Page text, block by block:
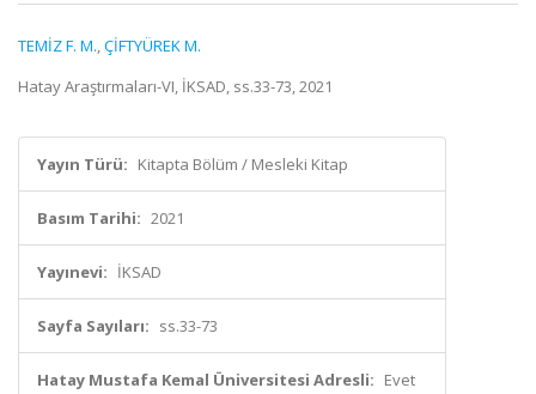
TEMİZ F. M.,ÇİFTYÜREK M.
Hatay Araştırmaları-VI, İKSAD, ss.33-73, 2021
Yayın Türü: Kitapta Bölüm / Mesleki Kitap
Basım Tarihi: 2021
Yayınevi: İKSAD
Sayfa Sayıları: ss.33-73
Hatay Mustafa Kemal Üniversitesi Adresli: Evet